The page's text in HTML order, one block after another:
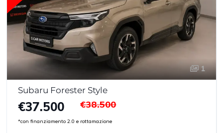
1
Subaru Forester Style
€37.500
*con finanziamento 2.0 e rottamazione
€38.500